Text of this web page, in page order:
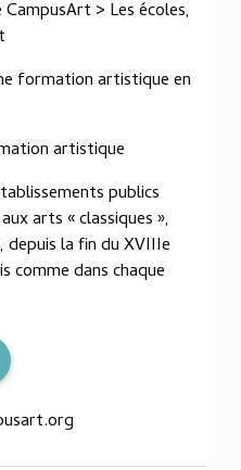
> Les écoles,
formation artistique en
artistique
publics
arts « classiques »,
la fin du XVIIIe
comme dans chaque